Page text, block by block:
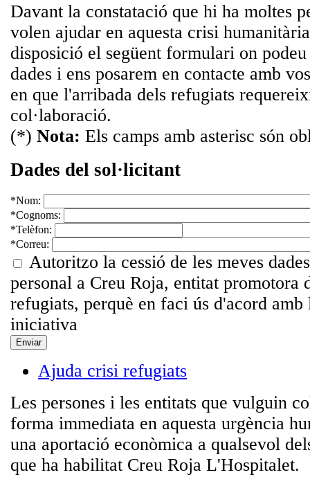
Davant la constatació que hi ha moltes
volen ajudar en aquesta crisi
disposició el següent formulari on
dades i ens posarem en contacte amb
en que l'arribada dels refugiats
col·laboració.
(*) Nota: Els camps amb asterisc són
Dades del sol·licitant
*Nom:
*Cognoms:
*Telèfon:
*Correu:
Autoritzo la cessió de les meves
personal a Creu Roja, entitat promotora
refugiats, perquè en faci ús d'acord
iniciativa
Ajuda crisi refugiats
Les persones i les entitats que vulguin
forma immediata en aquesta urgència
una aportació econòmica a qualsevol
que ha habilitat Creu Roja L'Hospitalet.